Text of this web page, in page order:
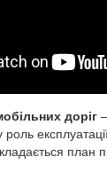
доріг
роль
план